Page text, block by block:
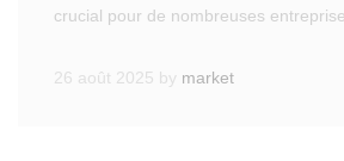
crucial pour de nombreuses
26 août 2025 by market